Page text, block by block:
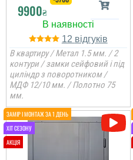
9900₴
12
В квартиру / Метал 1.5 мм. / 2
контури / замки сейфовий і під
циліндр з поворотником /
МДФ 12/10 мм. / Полотно 75
мм.